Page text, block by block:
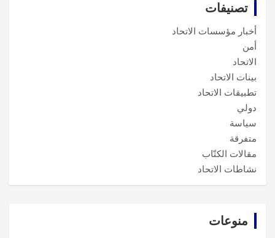
تصنيفات
أخبار مؤسسات الاتحاد
أمن
الاتحاد
بينات الاتحاد
تطبيقات الاتحاد
دولي
سياسة
متفرقة
مقالات الكتّاب
نشاطات الاتحاد
منوعات